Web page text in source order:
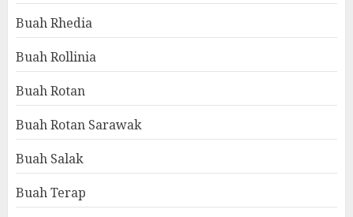
Buah Rhedia
Buah Rollinia
Buah Rotan
Buah Rotan Sarawak
Buah Salak
Buah Terap